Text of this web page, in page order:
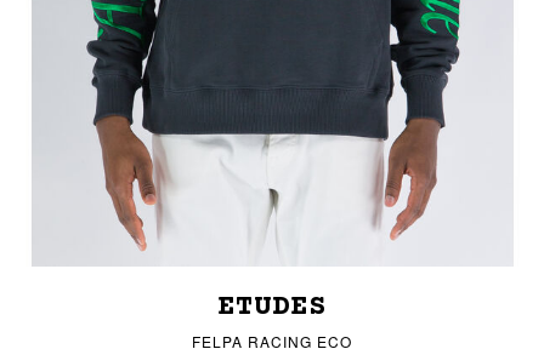
ETUDES
FELPA RACING ECO